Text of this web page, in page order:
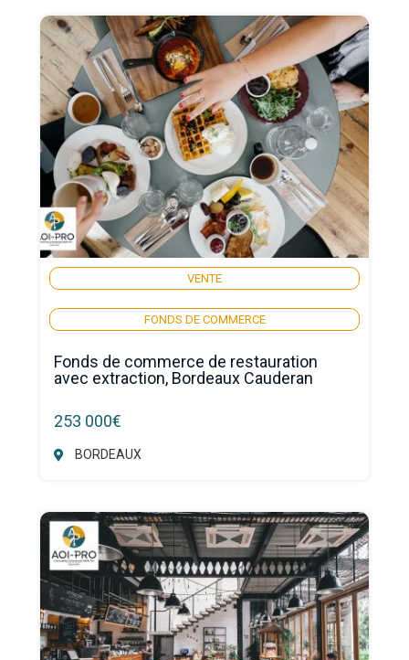
VENTE
FONDS DE COMMERCE
Fonds de commerce de restauration
avec extraction, Bordeaux Cauderan
253 000€
BORDEAUX